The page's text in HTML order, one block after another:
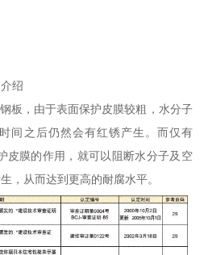
绍
板，由于表面保护皮膜较粗，水分子
间之后仍然会有红锈产生。而仅有
皮膜的作用，就可以阻断水分子及空
，从而达到更高的耐腐水平。